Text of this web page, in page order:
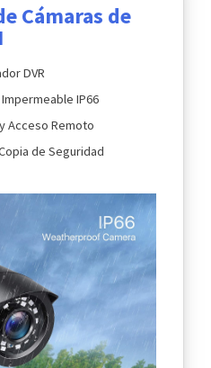
Cámaras de
DVR
IP66
Acceso Remoto
de Seguridad